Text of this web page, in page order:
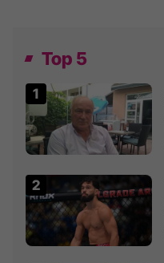
Top 5